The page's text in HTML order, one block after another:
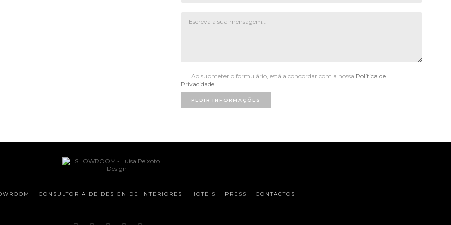
Ao submeter o formulário, está a concordar com a nossa Política de
Privacidade.
PEDIR INFORMAÇÕES
CONSULTORIA DE DESIGN DE INTERIORES HOTÉIS PRESS CONTACTOS